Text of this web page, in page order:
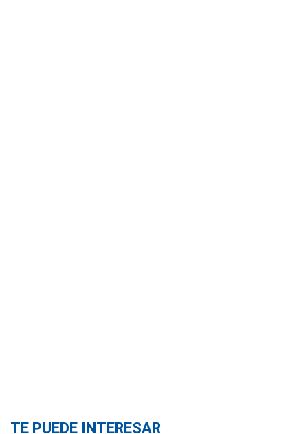
TE PUEDE INTERESAR